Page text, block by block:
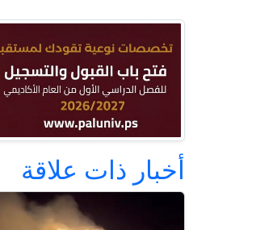
أخبار ذات علاقة